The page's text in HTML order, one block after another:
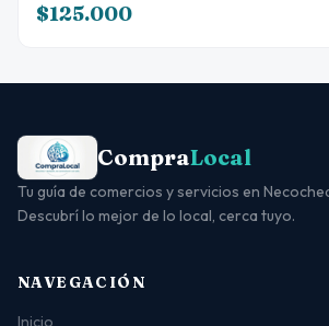
$125.000
CompraLocal
Tu guía de comercios y servicios en
Descubrí lo mejor de lo local, cerca tuyo.
NAVEGACIÓN
Inicio